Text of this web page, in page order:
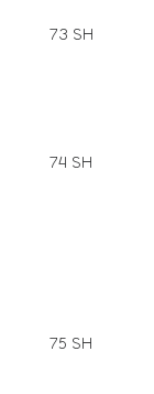
73 SH
74 SH
75 SH